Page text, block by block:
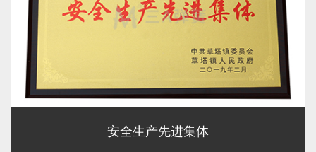
安全生产先进集体